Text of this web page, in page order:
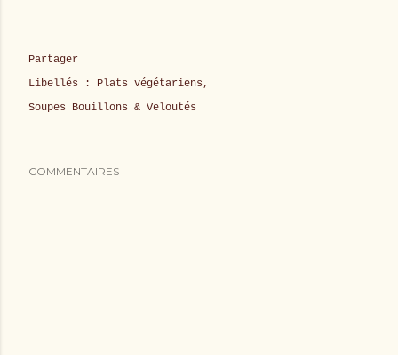
Partager
Libellés :
Plats végétariens
Soupes Bouillons & Veloutés
COMMENTAIRES